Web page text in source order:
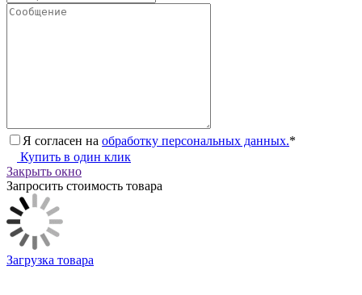
Я согласен на обработку персональных данных.*
Купить в один клик
Закрыть окно
Запросить стоимость товара
Загрузка товара